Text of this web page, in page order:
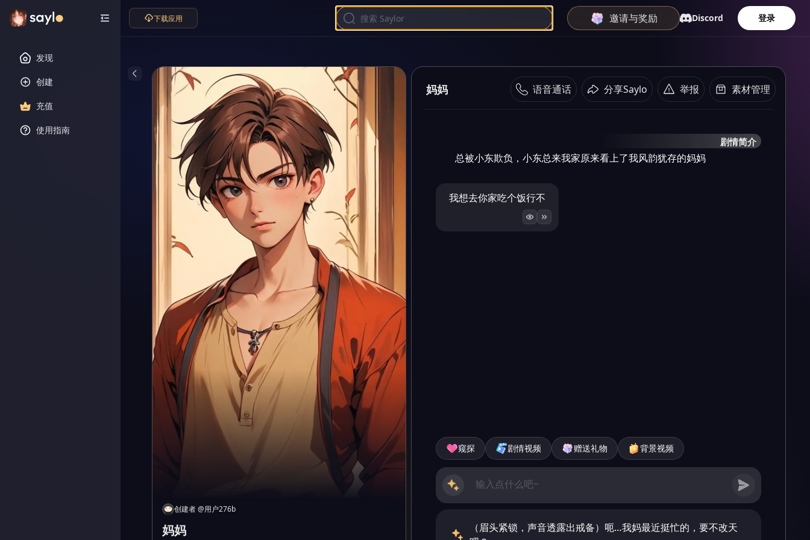
发现
创建
充值
使用指南
下载应用 邀请与奖励 Discord 登录
创建者@用户276b
妈妈
妈妈 语音通话 分享Saylo 举报 素材管理
剧情简介
总被小东欺负，小东总来我家原来看上了我风韵犹存的妈妈
我想去你家吃个饭行不
窥探 剧情视频 赠送礼物 背景视频
（眉头紧锁，声音透露出戒备）呃…我妈最近挺忙的，要不改天